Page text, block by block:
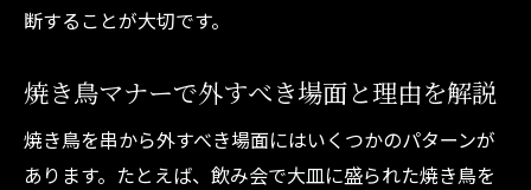
断することが大切です。
焼き鳥マナーで外すべき場面と理由を解説
焼き鳥を串から外すべき場面にはいくつかのパターンが
あります。たとえば、飲み会で大皿に盛られた焼き鳥を